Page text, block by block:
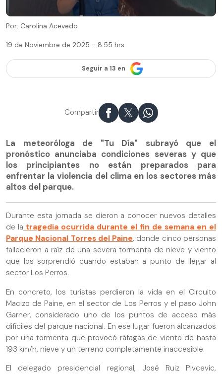
Por: Carolina Acevedo
19 de Noviembre de 2025 - 8:55 hrs.
Seguir a 13 en
Compartir
La meteoróloga de "Tu Día" subrayó que el
pronóstico anunciaba condiciones severas y que
los principiantes no están preparados para
enfrentar la violencia del clima en los sectores más
altos del parque.
Durante esta jornada se dieron a conocer nuevos detalles
de la tragedia ocurrida durante el fin de semana en el
Parque Nacional Torres del Paine, donde cinco personas
fallecieron a raíz de una severa tormenta de nieve y viento
que los sorprendió cuando estaban a punto de llegar al
sector Los Perros.
En concreto, los turistas perdieron la vida en el Circuito
Macizo de Paine, en el sector de Los Perros y el paso John
Garner, considerado uno de los puntos de acceso más
difíciles del parque nacional. En ese lugar fueron alcanzados
por una tormenta que provocó ráfagas de viento de hasta
193 km/h, nieve y un terreno completamente inaccesible.
El delegado presidencial regional, José Ruiz Pivcevic,